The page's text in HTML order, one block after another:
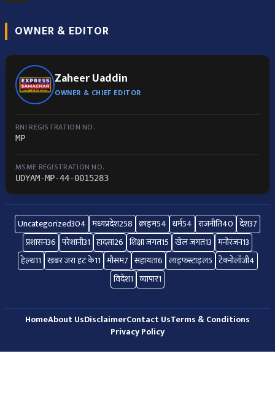
OWNER & EDITOR
Zaheer Uaddin
OWNER & CHIEF EDITOR
RNI REGISTRATION NO.
MP
MSME REGISTRATION NO.
UDYAM-MP-44-0015283
Uncategorized304 मध्यप्रदेश258 क्राइम54 धर्म54 राजनीति40 देश37
प्रशासन36 परेशानी31 हादसा26 शिक्षा जगत15 खेल जगत13 मनोरंजन13
हेल्थ11 खबर जरा हट के11 मौसम7 सहायता6 लाइफस्टाइल5 टेक्नोलॉजी4
विदेश1 व्यापार1
HomeAbout UsDisclaimerContact UsTerms & Conditions
Privacy Policy